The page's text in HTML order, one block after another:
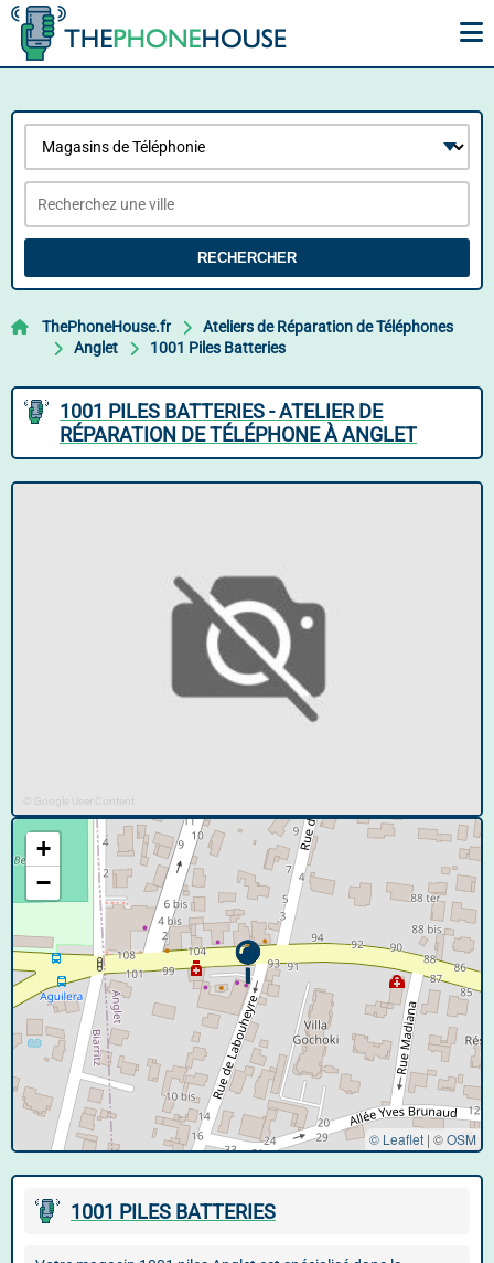
RECHERCHER
ThePhoneHouse.fr
Ateliers de Réparation de Téléphones
Anglet
1001 Piles Batteries
1001 PILES BATTERIES - ATELIER DE
RÉPARATION DE TÉLÉPHONE À ANGLET
© Google User Content
+
−
© Leaflet | ©OSM
1001 PILES BATTERIES